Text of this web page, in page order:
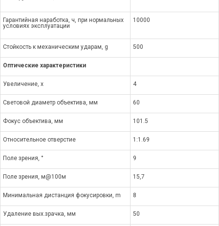
Гарантийная наработка, ч, при нормальных
условиях эксплуатации
10000
Стойкость к механическим ударам, g 500
Оптические характеристики
Увеличение, x 4
Световой диаметр объектива, мм 60
Фокус объектива, мм 101.5
Относительное отверстие 1:1.69
Поле зрения, ° 9
Поле зрения, м@100м 15,7
Минимальная дистанция фокусировки, m 8
Удаление вых.зрачка, мм 50